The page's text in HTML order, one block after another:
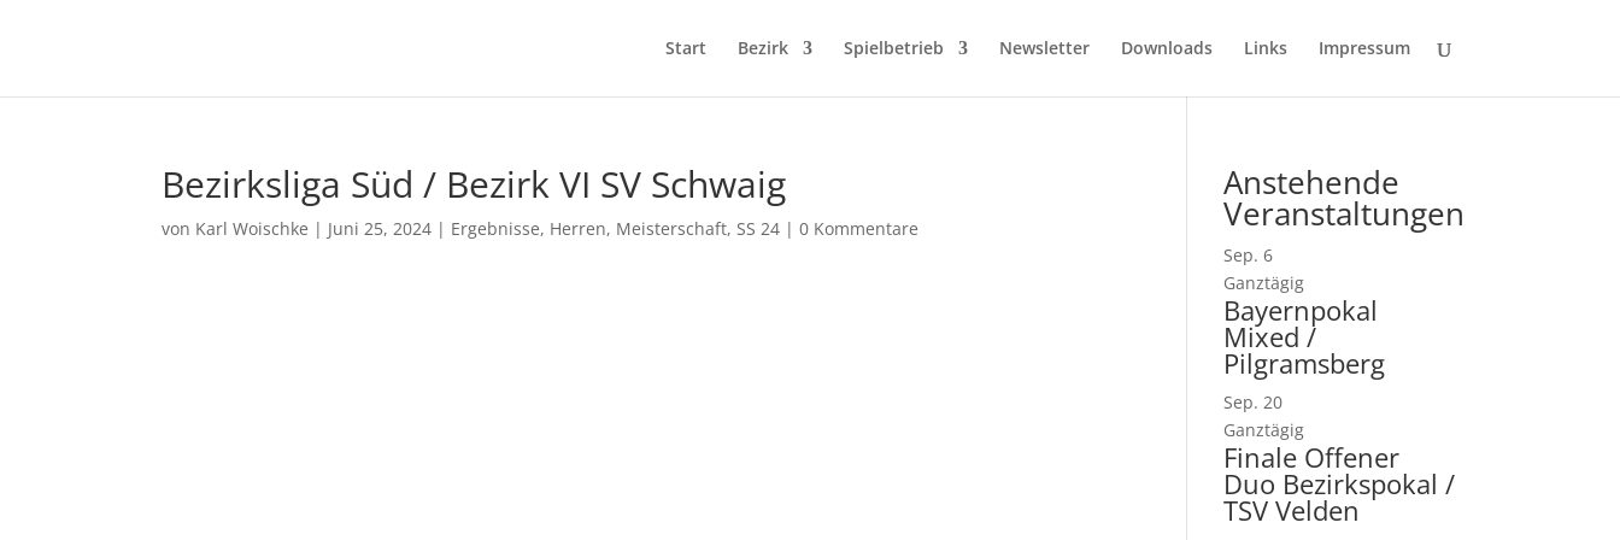
Start Bezirk Spielbetrieb Newsletter Downloads Links Impressum
Bezirksliga Süd / Bezirk VI SV Schwaig
von Karl Woischke | Juni 25, 2024 | Ergebnisse, Herren, Meisterschaft,SS 24 |0 Kommentare
Anstehende
Veranstaltungen
Sep.6
Ganztägig
Bayernpokal
Mixed /
Pilgramsberg
Sep.20
Ganztägig
Finale Offener
Duo Bezirkspokal /
TSV Velden